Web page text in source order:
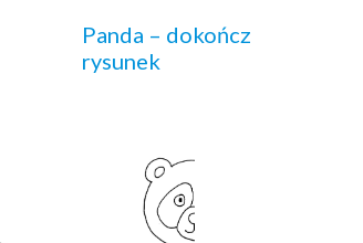
Panda – dokończ
rysunek